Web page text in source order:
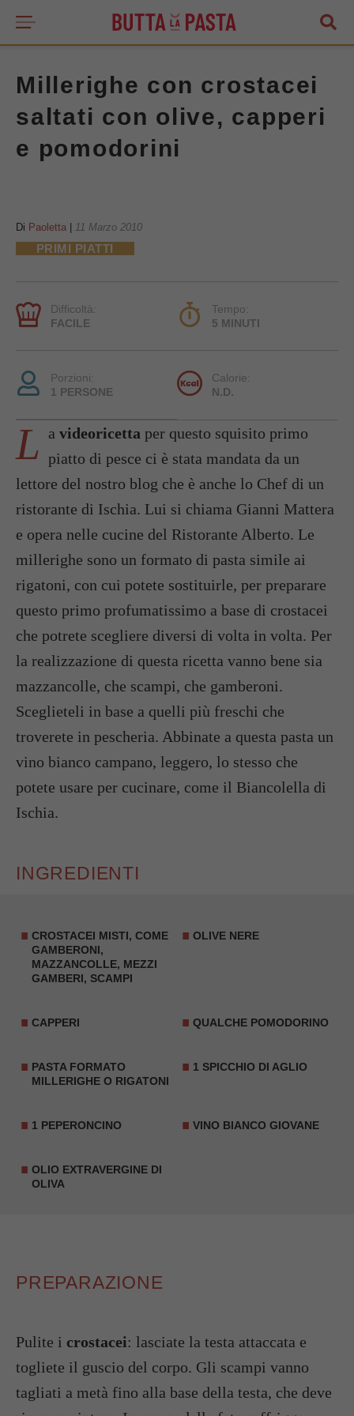
Millerighe con crostacei
saltati con olive, capperi
e pomodorini
Di Paoletta 11 Marzo 2010
PRIMI PIATTI
Difficoltà:
FACILE
Tempo:
5 MINUTI
Porzioni:
1 PERSONE
Calorie:
N.D.
L a videoricetta per questo squisito primo
piatto di pesce ci è stata mandata da un
lettore del nostro blog che è anche lo Chef di un
ristorante di Ischia. Lui si chiama Gianni Mattera
e opera nelle cucine del Ristorante Alberto. Le
millerighe sono un formato di pasta simile ai
rigatoni, con cui potete sostituirle, per preparare
questo primo profumatissimo a base di crostacei
che potrete scegliere diversi di volta in volta. Per
la realizzazione di questa ricetta vanno bene sia
mazzancolle, che scampi, che gamberoni.
Sceglieteli in base a quelli più freschi che
troverete in pescheria. Abbinate a questa pasta un
vino bianco campano, leggero, lo stesso che
potete usare per cucinare, come il Biancolella di
Ischia.
INGREDIENTI
CROSTACEI MISTI, COME
GAMBERONI,
MAZZANCOLLE, MEZZI
GAMBERI, SCAMPI
OLIVE NERE
CAPPERI QUALCHE POMODORINO
PASTA FORMATO
MILLERIGHE O RIGATONI
1 SPICCHIO DI AGLIO
1 PEPERONCINO VINO BIANCO GIOVANE
OLIO EXTRAVERGINE DI
OLIVA
PREPARAZIONE
Pulite i crostacei: lasciate la testa attaccata e
togliete il guscio del corpo. Gli scampi vanno
tagliati a metà fino alla base della testa, che deve